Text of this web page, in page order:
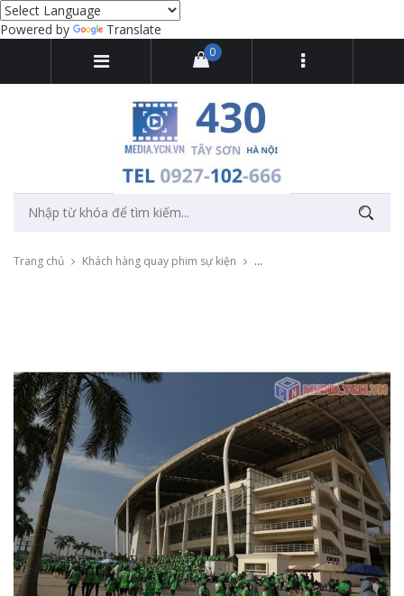
Powered by Translate
0
Trang chủ Khách hàng quay phim sự kiện Quay sự kiện đi bộ đồng